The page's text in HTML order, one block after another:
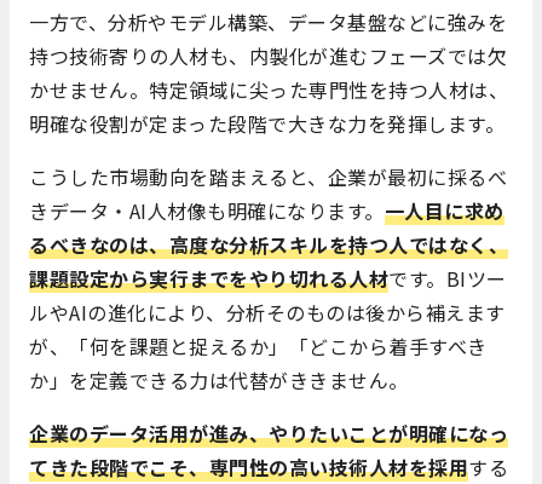
一方で、分析やモデル構築、データ基盤などに強みを
持つ技術寄りの人材も、内製化が進むフェーズでは欠
かせません。特定領域に尖った専門性を持つ人材は、
明確な役割が定まった段階で大きな力を発揮します。
こうした市場動向を踏まえると、企業が最初に採るべ
きデータ・AI人材像も明確になります。 一人目に求め
るべきなのは、高度な分析スキルを持つ人ではなく、
課題設定から実行までをやり切れる人材です。BIツー
ルやAIの進化により、分析そのものは後から補えます
が、「何を課題と捉えるか」「どこから着手すべき
か」を定義できる力は代替がききません。
企業のデータ活用が進み、やりたいことが明確になっ
てきた段階でこそ、専門性の高い技術人材を採用する